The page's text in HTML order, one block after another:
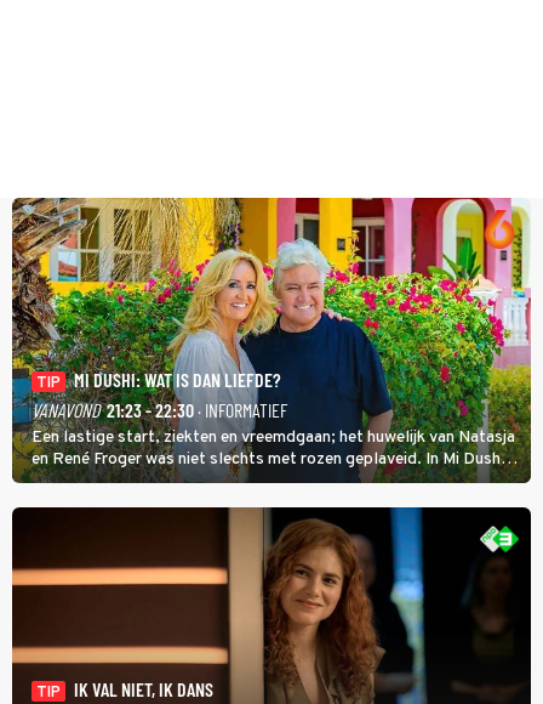
TIP
MI DUSHI: WAT IS DAN LIEFDE?
VANAVOND 21:23 - 22:30 · INFORMATIEF
Een lastige start, ziekten en vreemdgaan; het huwelijk van Natasja
en René Froger was niet slechts met rozen geplaveid. In Mi Dushi:
Wat Is Dan Liefde? neemt Wilfred Genee het showbizzkoppel mee
uit vissen om het over de liefde te hebben.
TIP
IK VAL NIET, IK DANS